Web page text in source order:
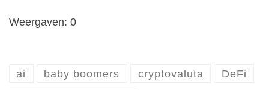
Weergaven: 0
ai baby boomers cryptovaluta DeFi